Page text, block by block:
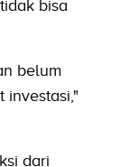
bisa
belum
investasi,"
dari